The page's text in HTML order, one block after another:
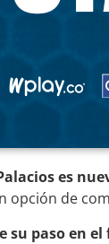
es
opción de
su paso en